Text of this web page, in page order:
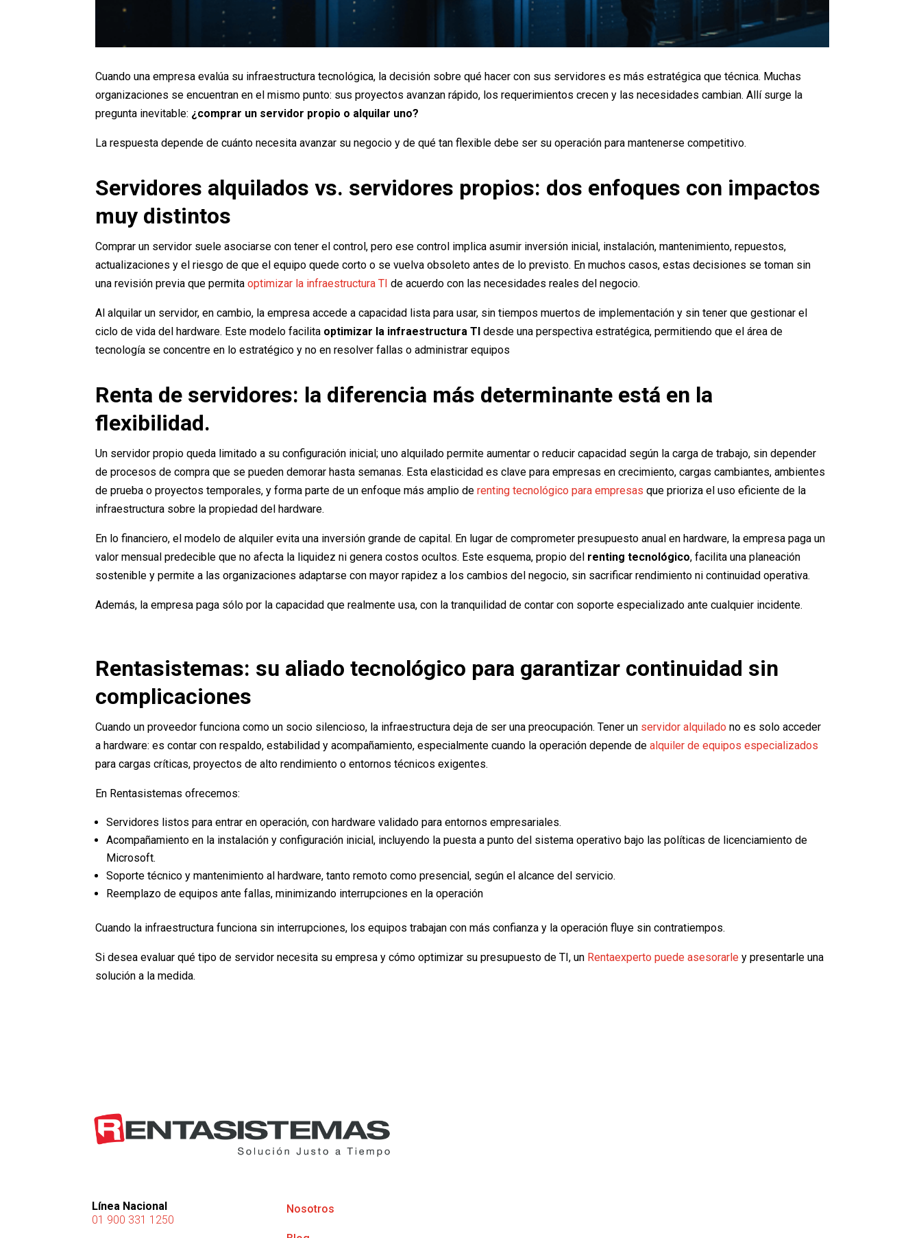
Cuando una empresa evalúa su infraestructura tecnológica, la decisión sobre qué hacer con sus servidores es más estratégica que técnica. Muchas
organizaciones se encuentran en el mismo punto: sus proyectos avanzan rápido, los requerimientos crecen y las necesidades cambian. Allí surge la
pregunta inevitable: ¿comprar un servidor propio o alquilar uno?
La respuesta depende de cuánto necesita avanzar su negocio y de qué tan flexible debe ser su operación para mantenerse competitivo.
Servidores alquilados vs. servidores propios: dos enfoques con impactos
muy distintos
Comprar un servidor suele asociarse con tener el control, pero ese control implica asumir inversión inicial, instalación, mantenimiento, repuestos,
actualizaciones y el riesgo de que el equipo quede corto o se vuelva obsoleto antes de lo previsto. En muchos casos, estas decisiones se toman sin
una revisión previa que permitaoptimizar la infraestructura TI de acuerdo con las necesidades reales del negocio.
Al alquilar un servidor, en cambio, la empresa accede a capacidad lista para usar, sin tiempos muertos de implementación y sin tener que gestionar el
ciclo de vida del hardware. Este modelo facilita optimizar la infraestructura TIdesde una perspectiva estratégica, permitiendo que el área de
tecnología se concentre en lo estratégico y no en resolver fallas o administrar equipos
Renta de servidores: la diferencia más determinante está en la
flexibilidad.
Un servidor propio queda limitado a su configuración inicial; uno alquilado permite aumentar o reducir capacidad según la carga de trabajo, sin depender
de procesos de compra que se pueden demorar hasta semanas. Esta elasticidad es clave para empresas en crecimiento, cargas cambiantes, ambientes
de prueba o proyectos temporales, y forma parte de un enfoque más amplio derenting tecnológico para empresas que prioriza el uso eficiente de la
infraestructura sobre la propiedad del hardware.
En lo financiero, el modelo de alquiler evita una inversión grande de capital. En lugar de comprometer presupuesto anual en hardware, la empresa paga un
valor mensual predecible que no afecta la liquidez ni genera costos ocultos. Este esquema, propio del renting tecnológico, facilita una planeación
sostenible y permite a las organizaciones adaptarse con mayor rapidez a los cambios del negocio, sin sacrificar rendimiento ni continuidad operativa.
Además, la empresa paga sólo por la capacidad que realmente usa, con la tranquilidad de contar con soporte especializado ante cualquier incidente.
Rentasistemas: su aliado tecnológico para garantizar continuidad sin
complicaciones
Cuando un proveedor funciona como un socio silencioso, la infraestructura deja de ser una preocupación. Tener un servidor alquilado no es solo acceder
a hardware: es contar con respaldo, estabilidad y acompañamiento, especialmente cuando la operación depende dealquiler de equipos especializados
para cargas críticas, proyectos de alto rendimiento o entornos técnicos exigentes.
En Rentasistemas ofrecemos:
Servidores listos para entrar en operación, con hardware validado para entornos empresariales.
Acompañamiento en la instalación y configuración inicial, incluyendo la puesta a punto del sistema operativo bajo las políticas de licenciamiento de
Microsoft.
Soporte técnico y mantenimiento al hardware, tanto remoto como presencial, según el alcance del servicio.
Reemplazo de equipos ante fallas, minimizando interrupciones en la operación
Cuando la infraestructura funciona sin interrupciones, los equipos trabajan con más confianza y la operación fluye sin contratiempos.
Si desea evaluar qué tipo de servidor necesita su empresa y cómo optimizar su presupuesto de TI, un Rentaexperto puede asesorarle y presentarle una
solución a la medida.
Línea Nacional
01 900 331 1250
Nosotros